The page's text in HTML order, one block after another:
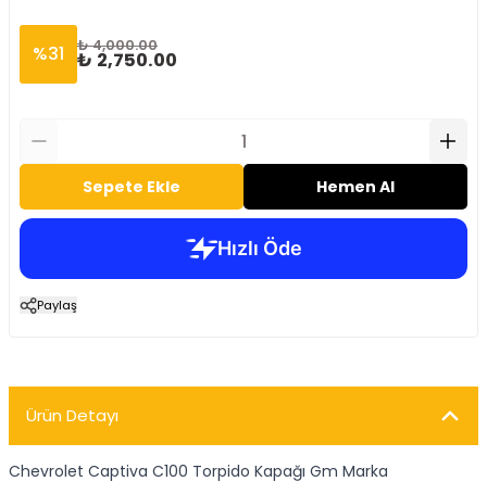
%31 ₺ 4,000.00
₺ 2,750.00
Sepete Ekle Hemen Al
Paylaş
Ürün Detayı
Chevrolet Captiva C100 Torpido Kapağı Gm Marka